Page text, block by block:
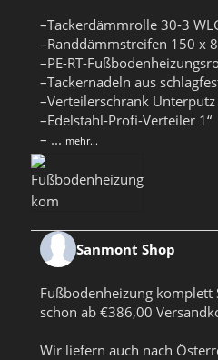
–Tackerdämmrolle 30-3
–Randdämmstreifen 150 x
–PE-RT-
–Tackernadeln aus
–Verteilerschrank
–Edelstahl-Profi-Verteiler 1“
– ... mehr...
Sanmont Shop
Fußbodenheizung komplett
schon ab €386,00
Wir liefern auch nach